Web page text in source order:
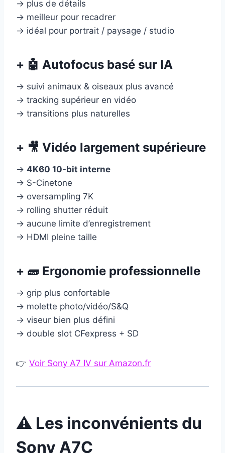
→ plus de détails
→ meilleur pour recadrer
→ idéal pour portrait / paysage / studio
+ 🤖 Autofocus basé sur IA
→ suivi animaux & oiseaux plus avancé
→ tracking supérieur en vidéo
→ transitions plus naturelles
+ 🎥 Vidéo largement supérieure
→ 4K60 10-bit interne
→ S-Cinetone
→ oversampling 7K
→ rolling shutter réduit
→ aucune limite d’enregistrement
→ HDMI pleine taille
+ 🧱 Ergonomie professionnelle
→ grip plus confortable
→ molette photo/vidéo/S&Q
→ viseur bien plus défini
→ double slot CFexpress + SD
👉 Voir Sony A7 IV sur Amazon.fr
⚠️ Les inconvénients du
Sony A7C